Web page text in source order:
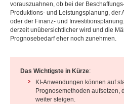
vorauszuahnen, ob bei der
Produktions- und Leistungsplanung, der
oder der Finanz- und
derzeit unübersichtlicher wird und die
Prognosebedarf eher noch zunehmen.
Das Wichtigste in Kürze:
KI-Anwendungen können auf
Prognosemethoden aufsetzen,
weiter steigen.